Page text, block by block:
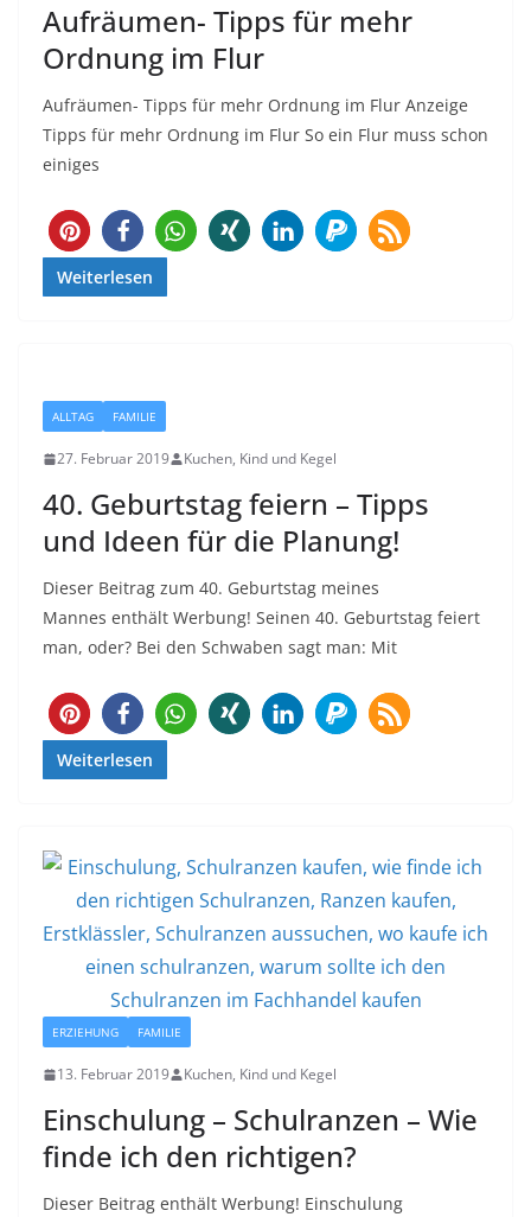
Aufräumen- Tipps für mehr
Ordnung im Flur
Aufräumen- Tipps für mehr Ordnung im Flur Anzeige
Tipps für mehr Ordnung im Flur So ein Flur muss schon
einiges
198
Weiterlesen
ALLTAG FAMILIE
27. Februar 2019 Kuchen, Kind und Kegel
40. Geburtstag feiern – Tipps
und Ideen für die Planung!
Dieser Beitrag zum 40. Geburtstag meines
Mannes enthält Werbung! Seinen 40. Geburtstag feiert
man, oder? Bei den Schwaben sagt man: Mit
283
Weiterlesen
ERZIEHUNG FAMILIE
13. Februar 2019 Kuchen, Kind und Kegel
Einschulung – Schulranzen – Wie
finde ich den richtigen?
Dieser Beitrag enthält Werbung! Einschulung